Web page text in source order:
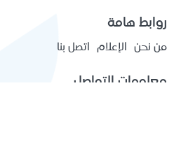
روابط هامة
من نحن الإعلام اتصل بنا
معلومات التواصل